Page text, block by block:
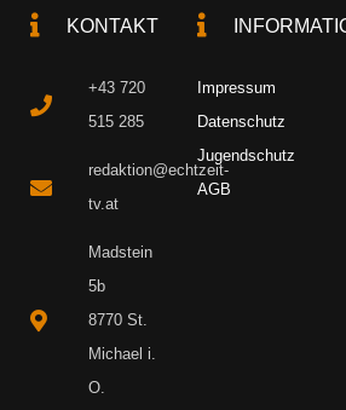
KONTAKT
+43 720
515 285
redaktion@echtzeit-
tv.at
Madstein
5b
8770 St.
Michael i.
O.
Impressum
Datenschutz
Jugendschutz
AGB